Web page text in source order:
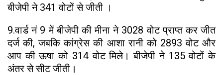
बीजेपी ने 341 वोटों से जीती ।
9.वार्ड नं 9 में बीजेपी की मीना ने 3028 वोट प्राप्त कर जीत
दर्ज की, जबकि कांग्रेस की आशा रानी को 2893 वोट और
आप की ऊषा को 314 वोट मिले। बीजेपी ने 135 वोटों के
अंतर से सीट जीती।